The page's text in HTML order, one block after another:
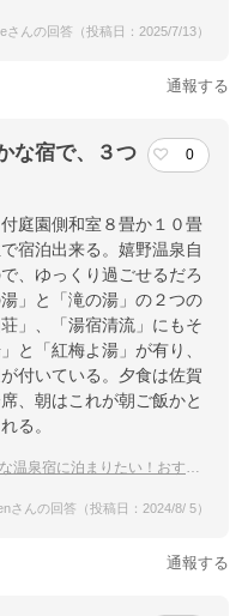
さんの回答（投稿日：2025/7/13）
通報する
な宿で、３つ
0
庭園側和室８畳か１０畳
宿泊出来る。嬉野温泉自
、ゆっくり過ごせるだろ
」と「滝の湯」の２つの
」、「湯宿清流」にもそ
と「紅梅よ湯」が有り、
付いている。夕食は佐賀
、朝はこれが朝ご飯かと
る。
宿に泊まりたい！おすすめの宿は？
さんの回答（投稿日：2024/8/ 5）
通報する